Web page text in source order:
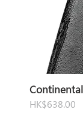
Continental
價格
HK$638.00